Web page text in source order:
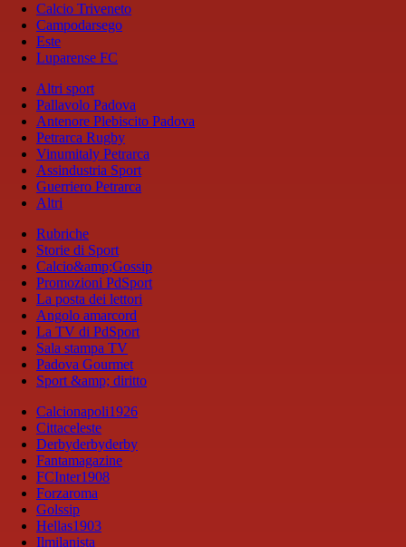
Calcio Triveneto
Campodarsego
Este
Luparense FC
Altri sport
Pallavolo Padova
Antenore Plebiscito Padova
Petrarca Rugby
Vinumitaly Petrarca
Assindustria Sport
Guerriero Petrarca
Altri
Rubriche
Storie di Sport
Calcio&amp;Gossip
Promozioni PdSport
La posta dei lettori
Angolo amarcord
La TV di PdSport
Sala stampa TV
Padova Gourmet
Sport &amp; diritto
Calcionapoli1926
Cittaceleste
Derbyderbyderby
Fantamagazine
FCInter1908
Forzaroma
Golssip
Hellas1903
Ilmilanista